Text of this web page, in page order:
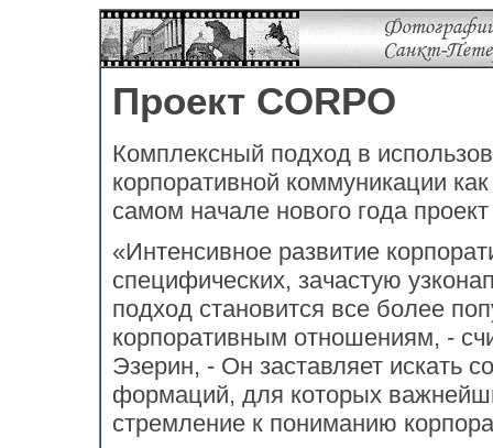
Проект CORPO
Комплексный подход в
корпоративной коммуникации
самом начале нового года
«Интенсивное развитие
специфических, зачастую
подход становится все более
корпоративным отношениям, -
Эзерин, - Он заставляет искать
формаций, для которых
стремление к пониманию